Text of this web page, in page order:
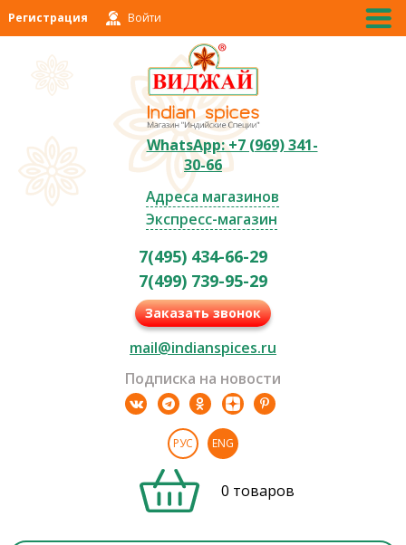
Регистрация Войти
WhatsApp: +7 (969) 341-
30-66
Адреса магазинов
Экспресс-магазин
7(495) 434-66-29
7(499) 739-95-29
Заказать звонок
mail@indianspices.ru
Подписка на новости
РУС ENG
0 товаров